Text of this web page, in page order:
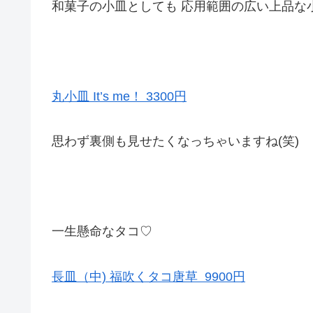
和菓子の小皿としても 応用範囲の広い上品な
丸小皿 It’s me！ 3300円
思わず裏側も見せたくなっちゃいますね(笑)
一生懸命なタコ♡
長皿（中) 福吹くタコ唐草 9900円